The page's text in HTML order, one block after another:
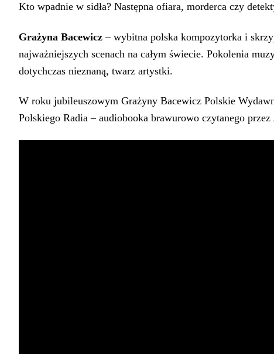
Kto wpadnie w sidła? Następna ofiara, morderca czy
Grażyna Bacewicz – wybitna polska kompozytorka i
najważniejszych scenach na całym świecie. Pokolenia
dotychczas nieznaną, twarz artystki.
W roku jubileuszowym Grażyny Bacewicz Polskie
Polskiego Radia – audiobooka brawurowo czytanego przez